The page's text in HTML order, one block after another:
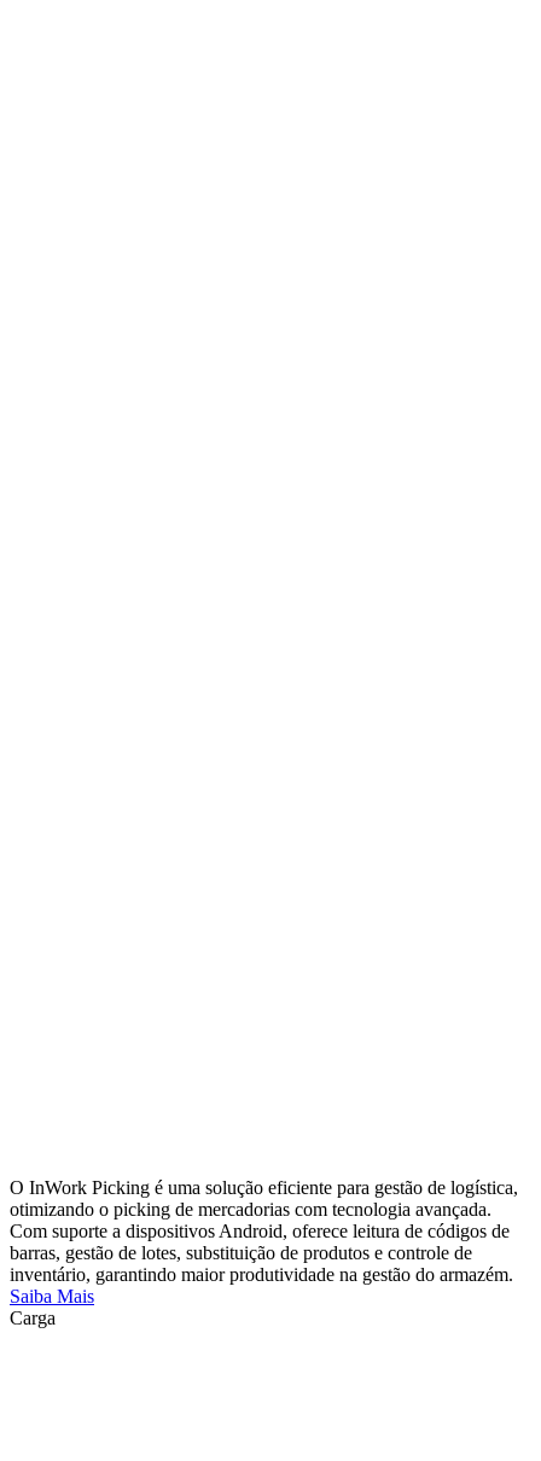
O InWork Picking é uma solução eficiente para gestão de logística,
otimizando o picking de mercadorias com tecnologia avançada.
Com suporte a dispositivos Android, oferece leitura de códigos de
barras, gestão de lotes, substituição de produtos e controle de
inventário, garantindo maior produtividade na gestão do armazém.
Saiba Mais
Carga